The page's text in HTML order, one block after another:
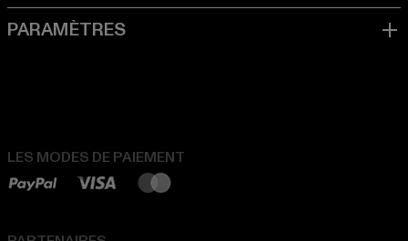
LES MODES DE PAIEMENT